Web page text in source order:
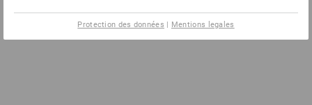
Protection des données | Mentions legales